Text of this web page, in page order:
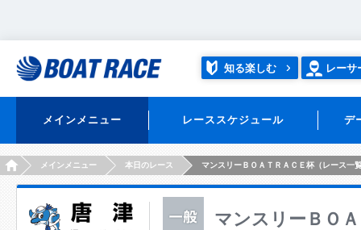
知る楽しむ レーサ
メインメニュー レーススケジュール デ
HOMEメインメニュー 本日のレース マンスリーＢＯＡＴＲＡＣＥ杯（レース一
マンスリーＢＯ